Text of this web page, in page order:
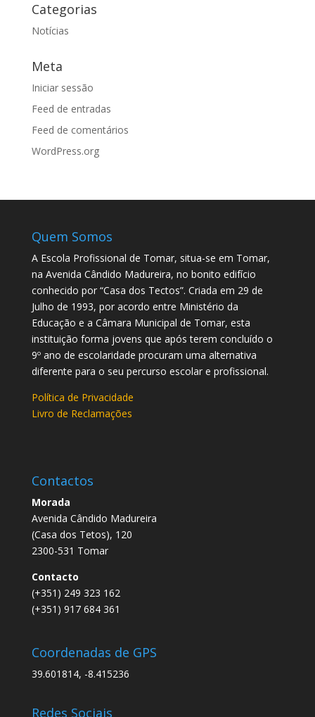
Categorias
Notícias
Meta
Iniciar sessão
Feed de entradas
Feed de comentários
WordPress.org
Quem Somos
A Escola Profissional de Tomar, situa-se em Tomar,
na Avenida Cândido Madureira, no bonito edifício
conhecido por “Casa dos Tectos”. Criada em 29 de
Julho de 1993, por acordo entre Ministério da
Educação e a Câmara Municipal de Tomar, esta
instituição forma jovens que após terem concluído o
9º ano de escolaridade procuram uma alternativa
diferente para o seu percurso escolar e profissional.
Política de Privacidade
Livro de Reclamações
Contactos
Morada
Avenida Cândido Madureira
(Casa dos Tetos), 120
2300-531 Tomar
Contacto
(+351) 249 323 162
(+351) 917 684 361
Coordenadas de GPS
39.601814, -8.415236
Redes Sociais